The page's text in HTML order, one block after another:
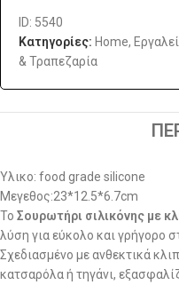
ID: 5540
Κατηγορίες: Home,
& Τραπεζαρία
Υλικο: food grade silicone
Μεγεθος:23*12.5*6.7cm
Το Σουρωτήρι σιλικόνης με
λύση για εύκολο και γρήγορο
Σχεδιασμένο με ανθεκτικά
κατσαρόλα ή τηγάνι,